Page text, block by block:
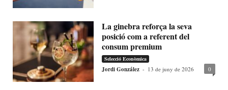
La ginebra reforça la seva
posició com a referent del
consum premium
Selecció Econòmica
Jordi González - 13 de juny de 2026 0